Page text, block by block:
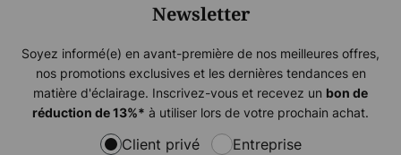
Newsletter
Soyez informé(e) en avant-première de nos meilleures offres,
nos promotions exclusives et les dernières tendances en
matière d'éclairage. Inscrivez-vous et recevez un bon de
réduction de13%* à utiliser lors de votre prochain achat.
Client privé Entreprise